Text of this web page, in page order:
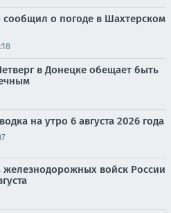
сообщил о погоде в Шахтерском
в Донецке обещает быть
на утро 6 августа 2026 года
железнодорожных войск России